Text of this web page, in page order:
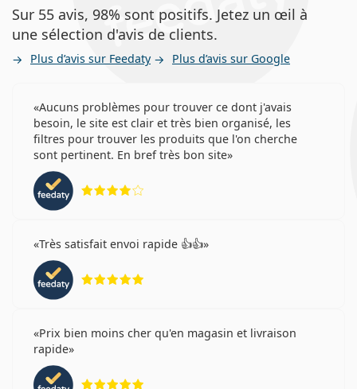
Sur 55 avis, 98% sont positifs. Jetez un œil à
une sélection d'avis de clients.
Plus d’avis sur Feedaty Plus d’avis sur Google
Aucuns problèmes pour trouver ce dont j'avais
besoin, le site est clair et très bien organisé, les
filtres pour trouver les produits que l'on cherche
sont pertinent. En bref très bon site
Très satisfait envoi rapide 👍👍
Prix bien moins cher qu'en magasin et livraison
rapide